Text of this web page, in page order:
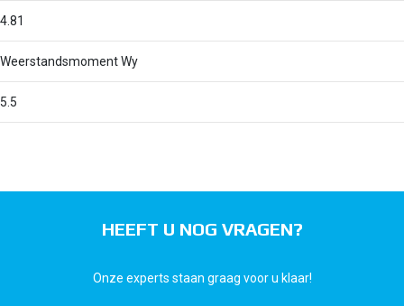
4.81
Weerstandsmoment Wy
5.5
HEEFT U NOG VRAGEN?
Onze experts staan graag voor u klaar!